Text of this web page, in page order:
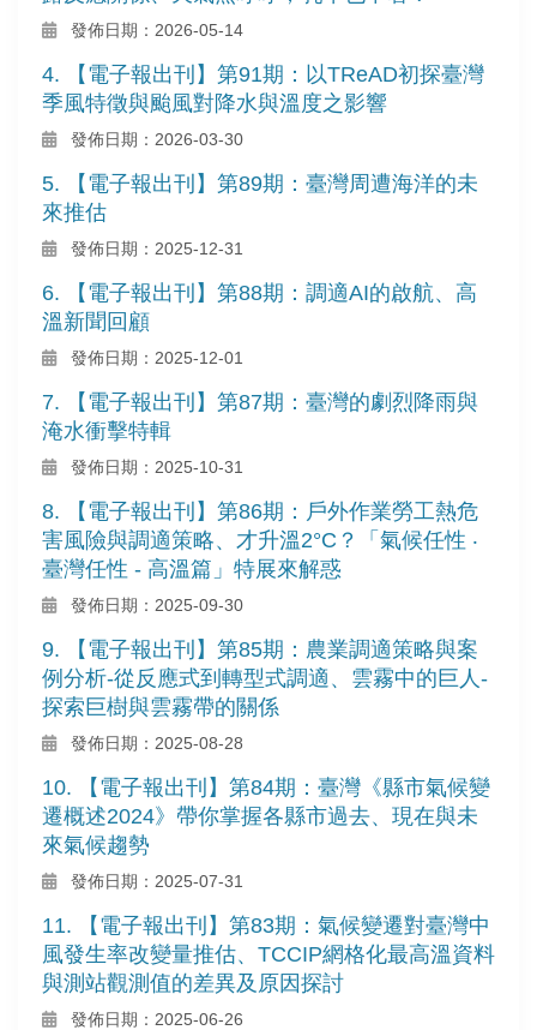
發佈日期：2026-05-14
4. 【電子報出刊】第91期：以TReAD初探臺灣
季風特徵與颱風對降水與溫度之影響
發佈日期：2026-03-30
5. 【電子報出刊】第89期：臺灣周遭海洋的未
來推估
發佈日期：2025-12-31
6. 【電子報出刊】第88期：調適AI的啟航、高
溫新聞回顧
發佈日期：2025-12-01
7. 【電子報出刊】第87期：臺灣的劇烈降雨與
淹水衝擊特輯
發佈日期：2025-10-31
8. 【電子報出刊】第86期：戶外作業勞工熱危
害風險與調適策略、才升溫2°C？「氣候任性 ‧
臺灣任性 - 高溫篇」特展來解惑
發佈日期：2025-09-30
9. 【電子報出刊】第85期：農業調適策略與案
例分析-從反應式到轉型式調適、雲霧中的巨人-
探索巨樹與雲霧帶的關係
發佈日期：2025-08-28
10. 【電子報出刊】第84期：臺灣《縣市氣候變
遷概述2024》帶你掌握各縣市過去、現在與未
來氣候趨勢
發佈日期：2025-07-31
11. 【電子報出刊】第83期：氣候變遷對臺灣中
風發生率改變量推估、TCCIP網格化最高溫資料
與測站觀測值的差異及原因探討
發佈日期：2025-06-26